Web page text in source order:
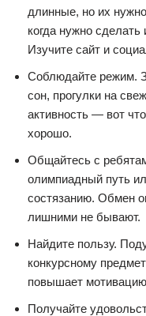
длинные, но их
когда нужно сделать
Изучите сайт и
Соблюдайте режим.
сон, прогулки на
активность — вот
хорошо.
Общайтесь с
олимпиадный путь
состязанию. Обмен
лишними не бывают.
Найдите пользу.
конкурсному
повышает
Получайте